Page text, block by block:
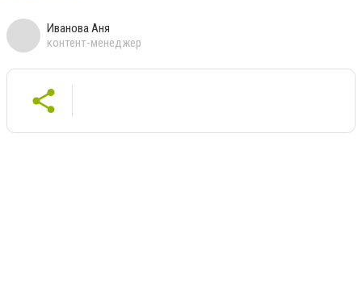
Иванова Аня
контент-менеджер